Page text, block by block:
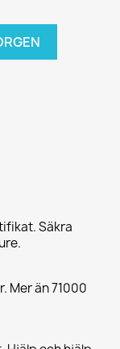
Säkra
Mer än 71000